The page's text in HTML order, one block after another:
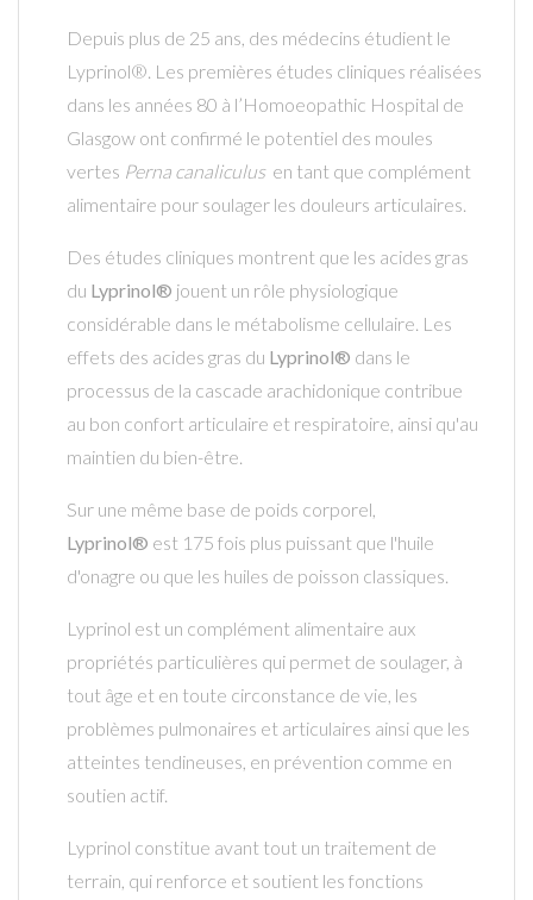
Depuis plus de 25 ans, des médecins étudient le
Lyprinol®. Les premières études cliniques réalisées
dans les années 80 à l’Homoeopathic Hospital de
Glasgow ont confirmé le potentiel des moules
vertes Perna canaliculus en tant que complément
alimentaire pour soulager les douleurs articulaires.
Des études cliniques montrent que les acides gras
du Lyprinol® jouent un rôle physiologique
considérable dans le métabolisme cellulaire. Les
effets des acides gras du Lyprinol® dans le
processus de la cascade arachidonique contribue
au bon confort articulaire et respiratoire, ainsi qu'au
maintien du bien-être.
Sur une même base de poids corporel,
Lyprinol® est 175 fois plus puissant que l'huile
d'onagre ou que les huiles de poisson classiques.
Lyprinol est un complément alimentaire aux
propriétés particulières qui permet de soulager, à
tout âge et en toute circonstance de vie, les
problèmes pulmonaires et articulaires ainsi que les
atteintes tendineuses, en prévention comme en
soutien actif.
Lyprinol constitue avant tout un traitement de
terrain, qui renforce et soutient les fonctions